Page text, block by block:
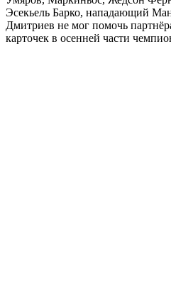
Эсекьель Барко, нападающий
Дмитриев не мог помочь
карточек в осенней части